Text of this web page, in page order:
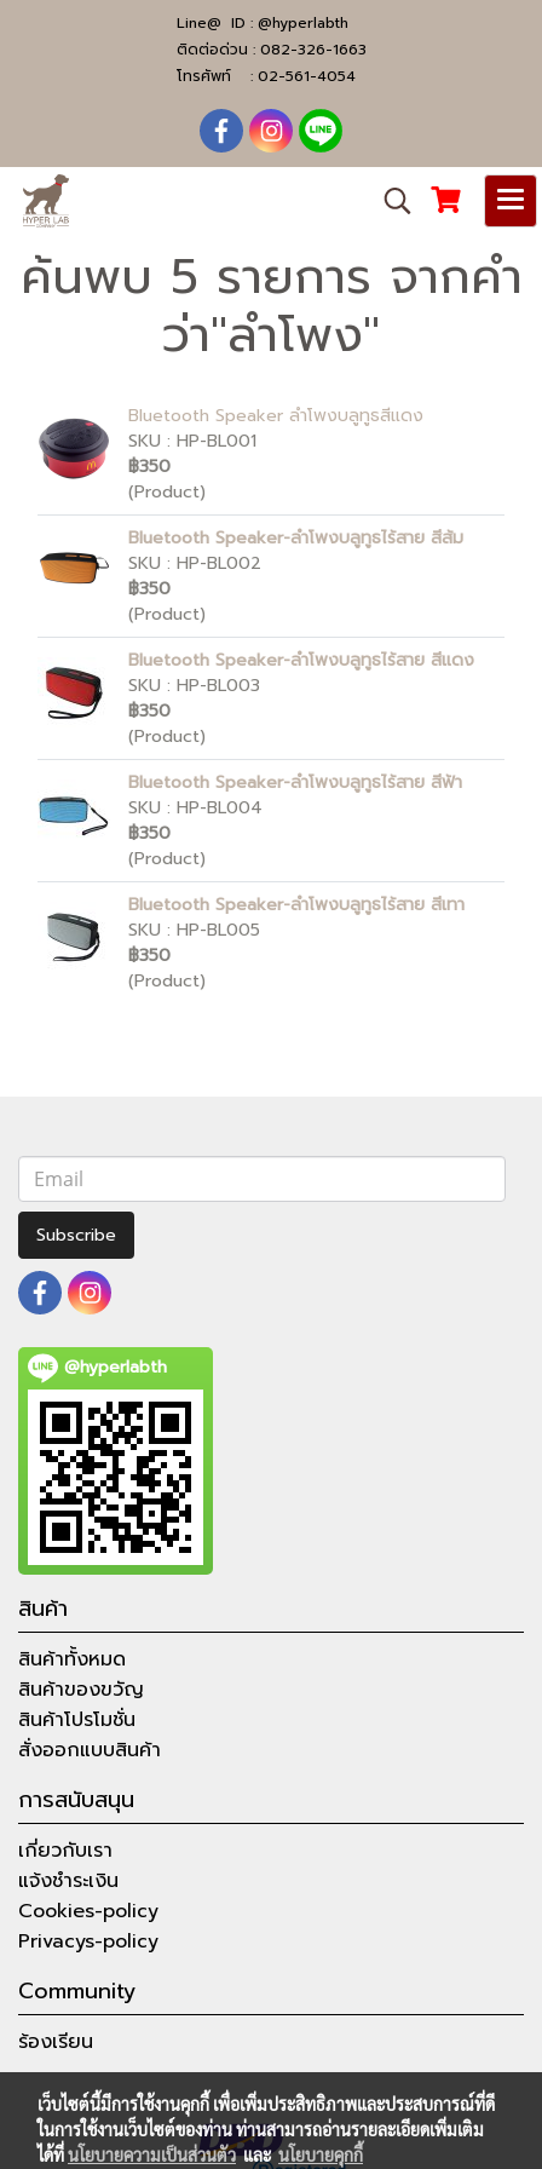
Line@ ID : @hyperlabth
ติดต่อด่วน : 082-326-1663
โทรศัพท์ : 02-561-4054
ค้นพบ 5 รายการ จากคำ
ว่า"ลำโพง"
Bluetooth Speaker ลำโพงบลูทูธสีแดง
SKU : HP-BL001
฿350
(Product)
Bluetooth Speaker-ลำโพงบลูทูธไร้สาย สีส้ม
SKU : HP-BL002
฿350
(Product)
Bluetooth Speaker-ลำโพงบลูทูธไร้สาย สีแดง
SKU : HP-BL003
฿350
(Product)
Bluetooth Speaker-ลำโพงบลูทูธไร้สาย สีฟ้า
SKU : HP-BL004
฿350
(Product)
Bluetooth Speaker-ลำโพงบลูทูธไร้สาย สีเทา
SKU : HP-BL005
฿350
(Product)
Subscribe
@hyperlabth
สินค้า
สินค้าทั้งหมด
สินค้าของขวัญ
สินค้าโปรโมชั่น
สั่งออกแบบสินค้า
การสนับสนุน
เกี่ยวกับเรา
แจ้งชำระเงิน
Cookies-policy
Privacys-policy
Community
ร้องเรียน
เว็บไซต์นี้มีการใช้งานคุกกี้ เพื่อเพิ่มประสิทธิภาพและประสบการณ์ที่ดี
ในการใช้งานเว็บไซต์ของท่าน ท่านสามารถอ่านรายละเอียดเพิ่มเติม
ได้ที่นโยบายความเป็นส่วนตัวและนโยบายคุกกี้